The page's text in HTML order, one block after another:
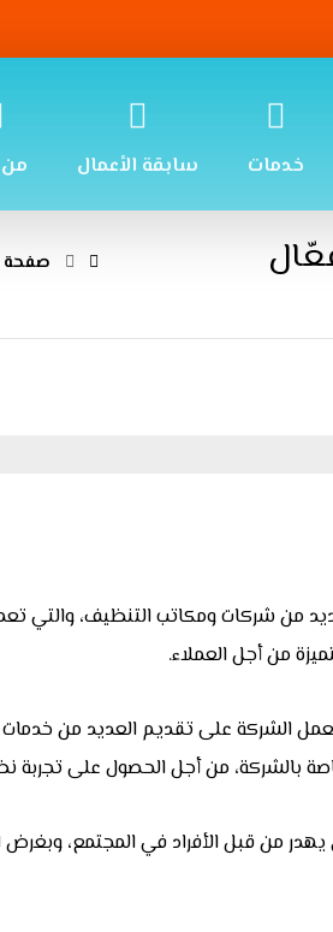
خدمات سابقة الأعمال
صفحة
من شركات ومكاتب التنظيف، والتي
من أجل العملاء.
على تقديم العديد من خدمات
بالشركة، من أجل الحصول على تجربة
يهدر من قبل الأفراد في المجتمع،